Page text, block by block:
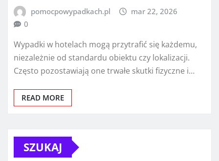
pomocpowypadkach.pl
mar 22, 2026
0
Wypadki w hotelach mogą przytrafić się każdemu,
niezależnie od standardu obiektu czy lokalizacji.
Często pozostawiają one trwałe skutki fizyczne i…
READ MORE
SZUKAJ